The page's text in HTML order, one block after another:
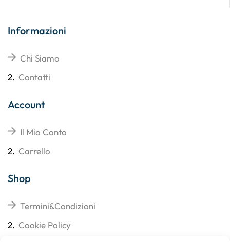
Informazioni
Chi Siamo
2. Contatti
Account
Il Mio Conto
2. Carrello
Shop
Termini&Condizioni
2. Cookie Policy